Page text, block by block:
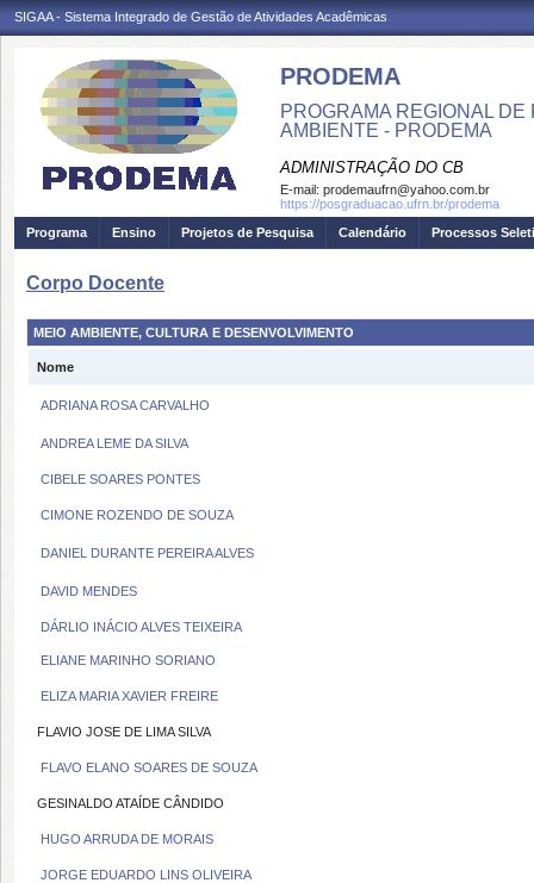
SIGAA - Sistema Integrado de Gestão de Atividades Acadêmicas
PRODEMA
PROGRAMA REGIONAL
AMBIENTE - PRODEMA
ADMINISTRAÇÃO DO CB
E-mail: prodemaufrn@yahoo.com.br
https://posgraduacao.ufrn.br/prodema
Programa
Ensino Projetos de Pesquisa Calendário Processos
Corpo Docente
MEIO AMBIENTE, CULTURA E DESENVOLVIMENTO
Nome
ADRIANA ROSA CARVALHO
ANDREA LEME DA SILVA
CIBELE SOARES PONTES
CIMONE ROZENDO DE SOUZA
DANIEL DURANTE PEREIRA ALVES
DAVID MENDES
DÁRLIO INÁCIO ALVES TEIXEIRA
ELIANE MARINHO SORIANO
ELIZA MARIA XAVIER FREIRE
FLAVIO JOSE DE LIMA SILVA
FLAVO ELANO SOARES DE SOUZA
GESINALDO ATAÍDE CÂNDIDO
HUGO ARRUDA DE MORAIS
JORGE EDUARDO LINS OLIVEIRA